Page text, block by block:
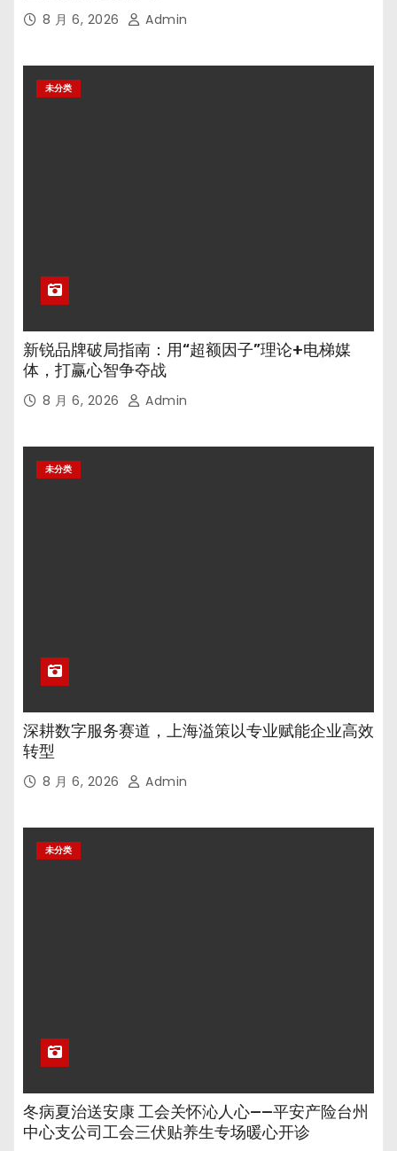
8 月 6, 2026 Admin
未分类
新锐品牌破局指南：用“超额因子”理论+电梯媒
体，打赢心智争夺战
8 月 6, 2026 Admin
未分类
深耕数字服务赛道，上海溢策以专业赋能企业高效
转型
8 月 6, 2026 Admin
未分类
冬病夏治送安康 工会关怀沁人心——平安产险台州
中心支公司工会三伏贴养生专场暖心开诊